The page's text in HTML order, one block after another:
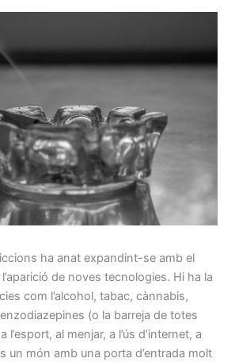
ha anat expandint-se amb el
de noves tecnologies. Hi ha la
com l’alcohol, tabac, cànnabis,
(o la barreja de totes
l’esport, al menjar, a l’ús d’internet, a
un món amb una porta d’entrada molt